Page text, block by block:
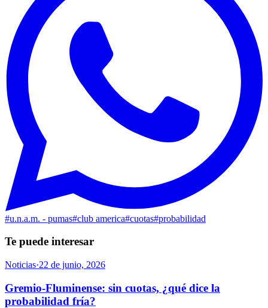
#u.n.a.m. - pumas#club america#cuotas#probabilidad
Te puede interesar
Noticias·22 de junio, 2026
Gremio-Fluminense: sin cuotas, ¿qué dice la
probabilidad fría?